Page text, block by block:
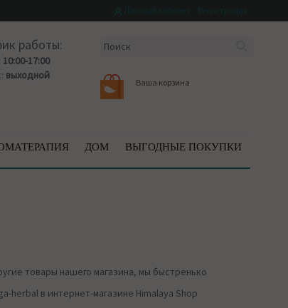
работы:
10:00-17:00
выходной
Ваша корзина
ДОМ ВЫГОДНЫЕ ПОКУПКИ
товары нашего магазина, мы быстренько
в интернет-магазине Himalaya Shop